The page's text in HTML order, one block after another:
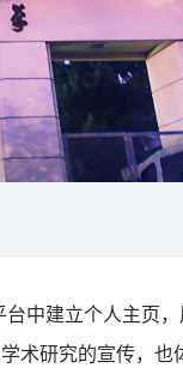
中建立个人主页
研究的宣传，也